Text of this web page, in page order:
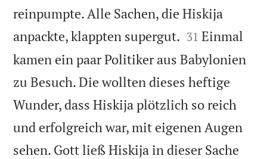
reinpumpte. Alle Sachen, die Hiskija
anpackte, klappten supergut. 

31 Einmal
kamen ein paar Politiker aus Babylonien
zu Besuch. Die wollten dieses heftige
Wunder, dass Hiskija plötzlich so reich
und erfolgreich war, mit eigenen Augen
sehen. Gott ließ Hiskija in dieser Sache